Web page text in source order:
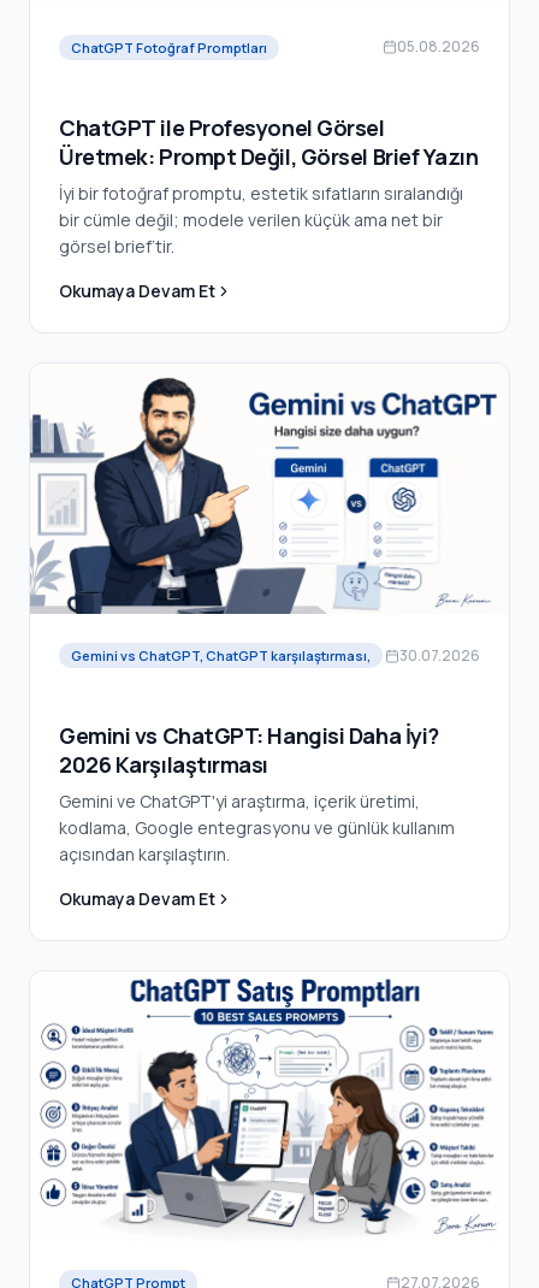
ChatGPT Fotoğraf Promptları 05.08.2026
ChatGPT ile Profesyonel Görsel
Üretmek: Prompt Değil, Görsel Brief Yazın
İyi bir fotoğraf promptu, estetik sıfatların sıralandığı
bir cümle değil; modele verilen küçük ama net bir
görsel brief’tir.
Okumaya Devam Et
Gemini vs ChatGPT, ChatGPT karşılaştırması, 30.07.2026
Gemini vs ChatGPT: Hangisi Daha İyi?
2026 Karşılaştırması
Gemini ve ChatGPT'yi araştırma, içerik üretimi,
kodlama, Google entegrasyonu ve günlük kullanım
açısından karşılaştırın.
Okumaya Devam Et
ChatGPT Prompt 27.07.2026